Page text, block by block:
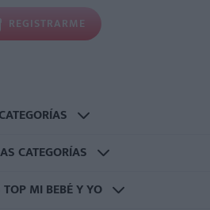
REGISTRARME
CATEGORÍAS
CATEGORÍAS
MI BEBÉ Y YO